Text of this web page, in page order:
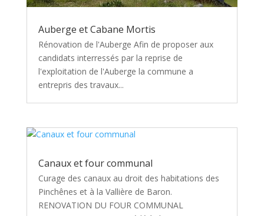
Auberge et Cabane Mortis
Rénovation de l'Auberge Afin de proposer aux
candidats interressés par la reprise de
l'exploitation de l'Auberge la commune a
entrepris des travaux...
Canaux et four communal
Curage des canaux au droit des habitations des
Pinchênes et à la Vallière de Baron.
RENOVATION DU FOUR COMMUNAL